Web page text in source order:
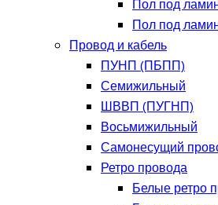
Пол под
Пол под
Провод и кабель
ПУНП (ПБПП)
Семижильный
ШВВП (ПУГНП)
Восьмижильный
Самонесущий
Ретро провода
Белые ретро